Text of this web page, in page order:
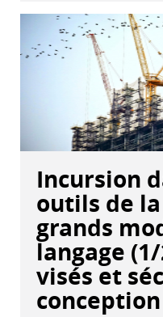
Incursion
outils de
grands
langage
visés et
conception